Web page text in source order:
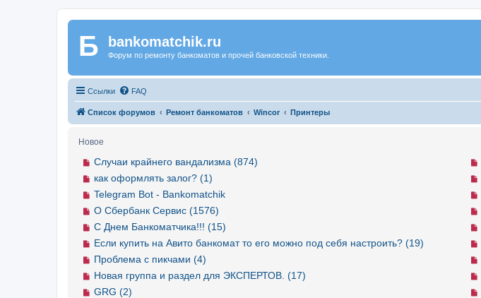
Регистрация
Б bankomatchik.ru
Форум по ремонту банкоматов и прочей банковской техники.
Ссылки FAQ
Список форумов Ремонт банкоматов Wincor Принтеры
Новое
Случаи крайнего вандализма (874)
как оформлять залог? (1)
Telegram Bot - Bankomatchik
О Сбербанк Сервис (1576)
С Днем Банкоматчика!!! (15)
Если купить на Авито банкомат то его можно под себя настроить? (19)
Проблема с пикчами (4)
Новая группа и раздел для ЭКСПЕРТОВ. (17)
GRG (2)